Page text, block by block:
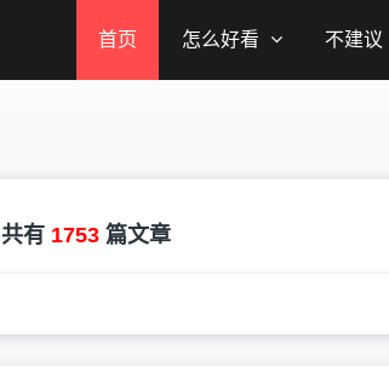
首页 怎么好看 不建议
共有 1753 篇文章